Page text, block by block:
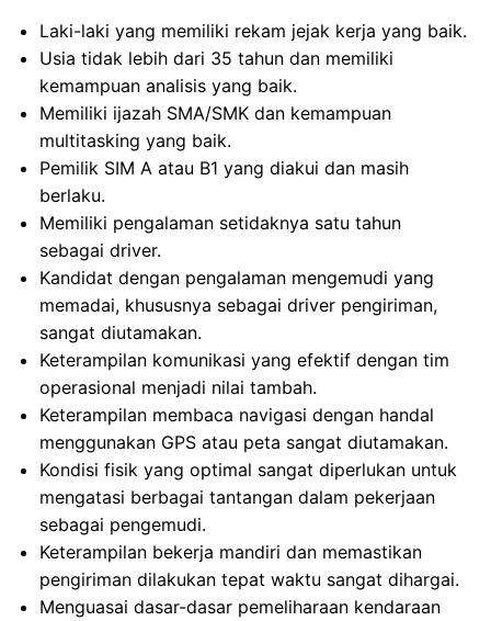
Laki-laki yang memiliki rekam jejak kerja yang baik.
Usia tidak lebih dari 35 tahun dan memiliki
kemampuan analisis yang baik.
Memiliki ijazah SMA/SMK dan kemampuan
multitasking yang baik.
Pemilik SIM A atau B1 yang diakui dan masih
berlaku.
Memiliki pengalaman setidaknya satu tahun
sebagai driver.
Kandidat dengan pengalaman mengemudi yang
memadai, khususnya sebagai driver pengiriman,
sangat diutamakan.
Keterampilan komunikasi yang efektif dengan tim
operasional menjadi nilai tambah.
Keterampilan membaca navigasi dengan handal
menggunakan GPS atau peta sangat diutamakan.
Kondisi fisik yang optimal sangat diperlukan untuk
mengatasi berbagai tantangan dalam pekerjaan
sebagai pengemudi.
Keterampilan bekerja mandiri dan memastikan
pengiriman dilakukan tepat waktu sangat dihargai.
Menguasai dasar-dasar pemeliharaan kendaraan